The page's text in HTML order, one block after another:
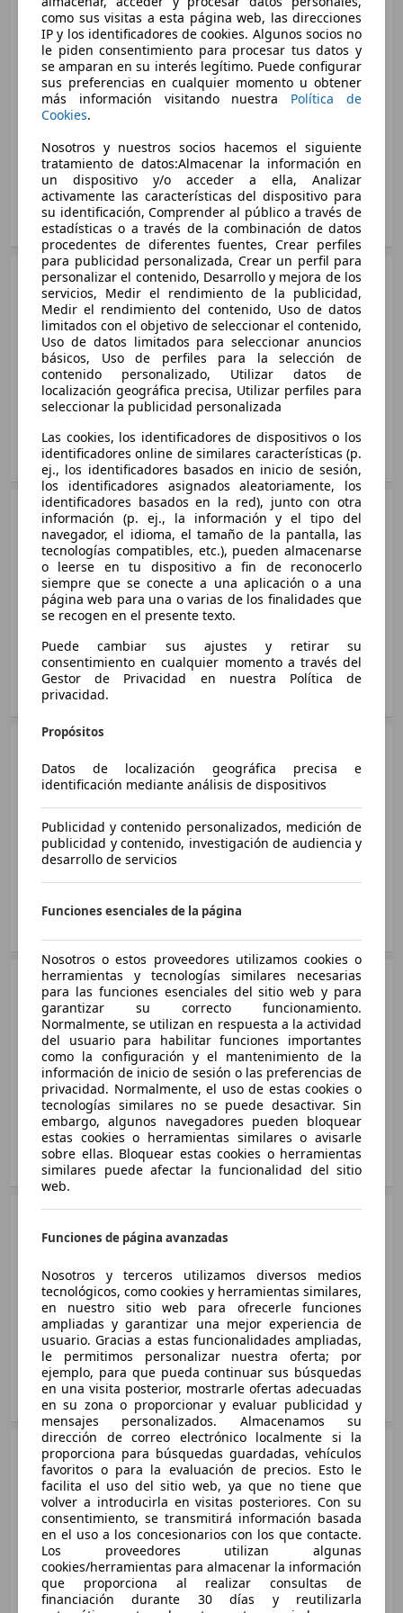
53 KW (72 PS)
Aygo X Cross Like s-CVT
53 KW (72 PS)
Aygo X Cross Limited Edition
53 KW (72 PS)
Aygo X Cross Play
53 KW (72 PS)
Aygo X Cross Play s-CVT
53 KW (72 PS)
Aygo X Cross Trendy Edition
53 KW (72 PS)
Sedán
Gasolina
Aygo 70 x-cite
Ø 4.1 l/100km
Aygo 70 x-cite x-shift
53 KW (72 PS)
Ø 4.1 l/100km
Aygo 70 x-clusiv
53 KW (72 PS)
Ø 4.1 l/100km
Aygo 70 x-clusiv x-shift
53 KW (72 PS)
Aygo 70 x-play
53 KW (72 PS)
Ø 4.1 l/100km
Aygo 70 x-play x-shift
53 KW (72 PS)
Ø 4.1 l/100km
Aygo 70 x-sport
53 KW (72 PS)
Aygo 70 x-sport x-shift
53 KW (72 PS)
Aygo 70 x-style
53 KW (72 PS)
Ø 4.1 l/100km
Aygo 70 x-style x-shift
53 KW (72 PS)
2 mostrar más variantes
2015 - 2018
ToyotaAygo
Medidas
(L/A/A):
desde 3455 x 1615 x 1460 mm
Potencia:
Puertas:
3 - 5
Asientos:
4
Maletero:
168 - 198 litros
Mostrar variantes
Sedán
Gasolina
Aygo 1.0 VVT-i x-cite
51 KW (69 PS)
Ø 4.1 l/100km
Aygo 1.0 VVT-i x-cite x-shift
51 KW (69 PS)
Ø 4.2 l/100km
Aygo 1.0 VVT-i x-clusiv
51 KW (69 PS)
Ø 4.1 l/100km
51 KW (69 PS)
Ø 4.2 l/100km
51 KW (69 PS)
Ø 4.1 l/100km
Aygo 1.0 VVT-i x-play Business
51 KW (69 PS)
Ø 4.1 l/100km
51 KW (69 PS)
Ø 4.2 l/100km
Aygo 1.0 VVT-i x-play x-shift
51 KW (69 PS)
Ø 4.2 l/100km
Aygo 1.0 VVT-i x-sky
51 KW (69 PS)
Ø 4.1 l/100km
Aygo 1.0 VVT-i x-sky x-shift
51 KW (69 PS)
2 mostrar más variantes
2012 - 2015
ToyotaAygo
Medidas
(L/A/A):
desde 3430 x 1615 x 1465 mm
Potencia:
50 KW (68 PS)
Puertas:
3 - 5
Mostrar variantes
Sedán
Gasolina
Aygo 1.0 VVT-i City
50 KW (68 PS)
Ø 4.3 l/100km
Aygo 1.0 VVT-i Cool Soda Edition
Ø 4.3 l/100km
Aygo 1.0 VVT-i Live
Ø 4.3 l/100km
2011 - 2012
ToyotaAygo Van
Medidas
(L/A/A):
desde 3415 x 1615 x 1465 mm
Potencia:
50 KW (68 PS)
Puertas:
3
Asientos:
2
Furgoneta
Gasolina
Aygo Van 1.0 VVT-i Live
50 KW (68 PS)
Ø 4.6 l/100km
Toyota Aygo
Medidas
(L/A/A):
desde 3415 x 1615 x 1465 mm
Potencia:
50 KW (68 PS)
Sedán
Gasolina
Aygo 1.0 VVT-i Blue
50 KW (68 PS)
Ø 4.5 l/100km
Aygo 1.0 VVT-i Blue Pack Red Style
50 KW (68 PS)
Ø 4.5 l/100km
Aygo 1.0 VVT-i Connect
50 KW (68 PS)
Ø 4.6 l/100km
Aygo 1.0 VVT-i Live
50 KW (68 PS)
Ø 4.6 l/100km
2009 - 2010
Toyota Aygo Diesel
Medidas
(L/A/A):
desde 3415 x 1615 x 1465 mm
Potencia:
40 KW (54 PS)
Puertas:
3 - 5
Asientos:
4
Mostrar variantes
Sedán
Aygo 1.4D Blue
40 KW (54 PS)
Ø 4.1 l/100km
ToyotaAygo Diesel
Medidas
(L/A/A):
desde 3405 x 1615 x 1465 mm
Potencia:
40 KW (54 PS)
Puertas:
3 - 5
Asientos:
4 - 5
Mostrar variantes
Sedán
Diésel
Aygo 1.4D Blue
40 KW (54 PS)
Ø 4.1 l/100km
2005 - 2008
ToyotaAygo
Medidas
(L/A/A):
desde 3405 x 1615 x 1465 mm
Potencia:
50 KW (68 PS)
Puertas:
3 - 5
Asientos:
como sus visitas a esta página web, las direcciones
IP y los identificadores de cookies. Algunos socios no
le piden consentimiento para procesar tus datos y
se amparan en su interés legítimo. Puede configurar
sus preferencias en cualquier momento u obtener
más información visitando nuestra Política de
Cookies.
Nosotros y nuestros socios hacemos el siguiente
tratamiento de datos:Almacenar la información en
un dispositivo y/o acceder a ella, Analizar
activamente las características del dispositivo para
su identificación, Comprender al público a través de
estadísticas o a través de la combinación de datos
procedentes de diferentes fuentes, Crear perfiles
para publicidad personalizada, Crear un perfil para
personalizar el contenido, Desarrollo y mejora de los
servicios, Medir el rendimiento de la publicidad,
Medir el rendimiento del contenido, Uso de datos
limitados con el objetivo de seleccionar el contenido,
Uso de datos limitados para seleccionar anuncios
básicos, Uso de perfiles para la selección de
contenido personalizado, Utilizar datos de
localización geográfica precisa, Utilizar perfiles para
seleccionar la publicidad personalizada
Las cookies, los identificadores de dispositivos o los
identificadores online de similares características (p.
ej., los identificadores basados en inicio de sesión,
los identificadores asignados aleatoriamente, los
identificadores basados en la red), junto con otra
información (p. ej., la información y el tipo del
navegador, el idioma, el tamaño de la pantalla, las
tecnologías compatibles, etc.), pueden almacenarse
o leerse en tu dispositivo a fin de reconocerlo
siempre que se conecte a una aplicación o a una
página web para una o varias de los finalidades que
se recogen en el presente texto.
Puede cambiar sus ajustes y retirar su
consentimiento en cualquier momento a través del
Gestor de Privacidad en nuestra Política de
privacidad.
Propósitos
Datos de localización geográfica precisa e
identificación mediante análisis de dispositivos
Publicidad y contenido personalizados, medición de
publicidad y contenido, investigación de audiencia y
desarrollo de servicios
Funciones esenciales de la página
Nosotros o estos proveedores utilizamos cookies o
herramientas y tecnologías similares necesarias
para las funciones esenciales del sitio web y para
garantizar su correcto funcionamiento.
Normalmente, se utilizan en respuesta a la actividad
del usuario para habilitar funciones importantes
como la configuración y el mantenimiento de la
información de inicio de sesión o las preferencias de
privacidad. Normalmente, el uso de estas cookies o
tecnologías similares no se puede desactivar. Sin
embargo, algunos navegadores pueden bloquear
estas cookies o herramientas similares o avisarle
sobre ellas. Bloquear estas cookies o herramientas
similares puede afectar la funcionalidad del sitio
web.
Funciones de página avanzadas
Nosotros y terceros utilizamos diversos medios
tecnológicos, como cookies y herramientas similares,
en nuestro sitio web para ofrecerle funciones
ampliadas y garantizar una mejor experiencia de
usuario. Gracias a estas funcionalidades ampliadas,
le permitimos personalizar nuestra oferta; por
ejemplo, para que pueda continuar sus búsquedas
en una visita posterior, mostrarle ofertas adecuadas
en su zona o proporcionar y evaluar publicidad y
mensajes personalizados. Almacenamos su
dirección de correo electrónico localmente si la
proporciona para búsquedas guardadas, vehículos
favoritos o para la evaluación de precios. Esto le
facilita el uso del sitio web, ya que no tiene que
volver a introducirla en visitas posteriores. Con su
consentimiento, se transmitirá información basada
en el uso a los concesionarios con los que contacte.
Los proveedores utilizan algunas
cookies/herramientas para almacenar la información
que proporciona al realizar consultas de
financiación durante 30 días y reutilizarla